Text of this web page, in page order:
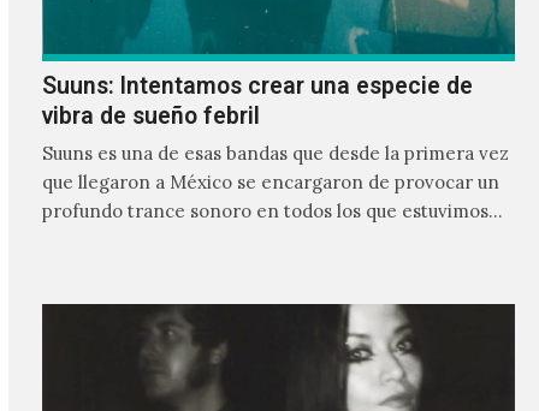
Suuns: Intentamos crear una especie de
vibra de sueño febril
Suuns es una de esas bandas que desde la primera vez
que llegaron a México se encargaron de provocar un
profundo trance sonoro en todos los que estuvimos